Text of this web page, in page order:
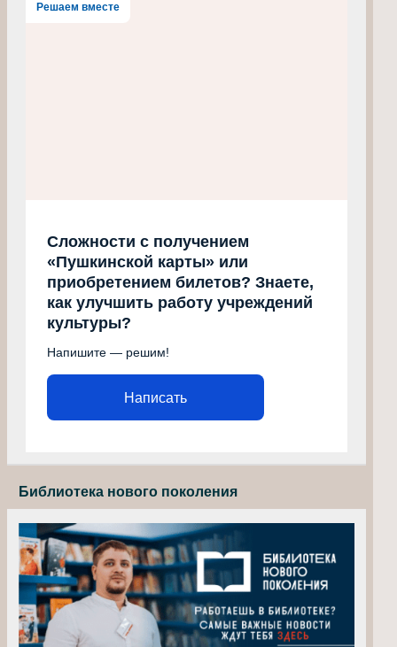
Решаем вместе
Сложности с получением
«Пушкинской карты» или
приобретением билетов? Знаете,
как улучшить работу учреждений
культуры?
Напишите — решим!
Написать
Библиотека нового поколения